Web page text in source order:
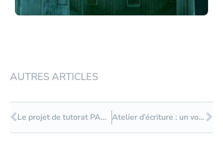
AUTRES ARTICLES
Précédent
Le projet de tutorat PADAWAN Atelier d’écriture : un voyage intérieur !